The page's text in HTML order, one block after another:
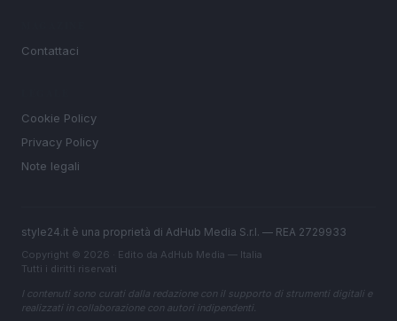
Contattaci
Cookie Policy
Privacy Policy
Note legali
style24.it è una proprietà di AdHub Media S.r.l. — REA 2729933
Copyright © 2026 · Edito da AdHub Media — Italia
Tutti i diritti riservati
I contenuti sono curati dalla redazione con il supporto di strumenti digitali e
realizzati in collaborazione con autori indipendenti.